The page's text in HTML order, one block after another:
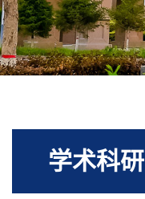
学术科研